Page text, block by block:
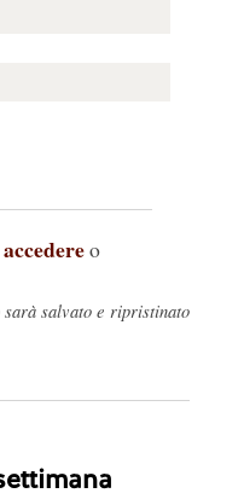
accedereo
salvato e ripristinato